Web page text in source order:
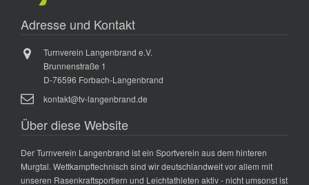
Adresse und Kontakt
Turnverein Langenbrand e.V.
Brunnenstraße 1
D-76596 Forbach-Langenbrand
kontakt@tv-langenbrand.de
Über diese Website
Der Turnverein Langenbrand ist ein Sportverein aus dem hinteren
Murgtal. Wettkampftechnisch sind wir deutschlandweit vor allem mit
unseren Rasenkraftsportlern und Leichtathleten aktiv - nicht umsonst ist